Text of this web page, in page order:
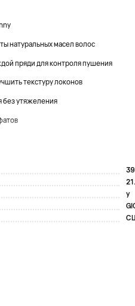
натуральных масел волос
пряди для контроля пушения
текстуру локонов
без утяжеления
y